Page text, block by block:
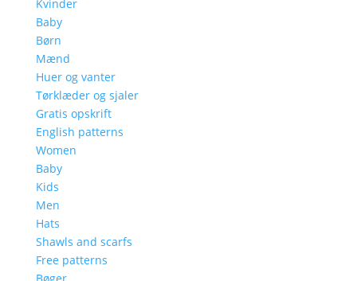
Kvinder
Baby
Børn
Mænd
Huer og vanter
Tørklæder og sjaler
Gratis opskrift
English patterns
Women
Baby
Kids
Men
Hats
Shawls and scarfs
Free patterns